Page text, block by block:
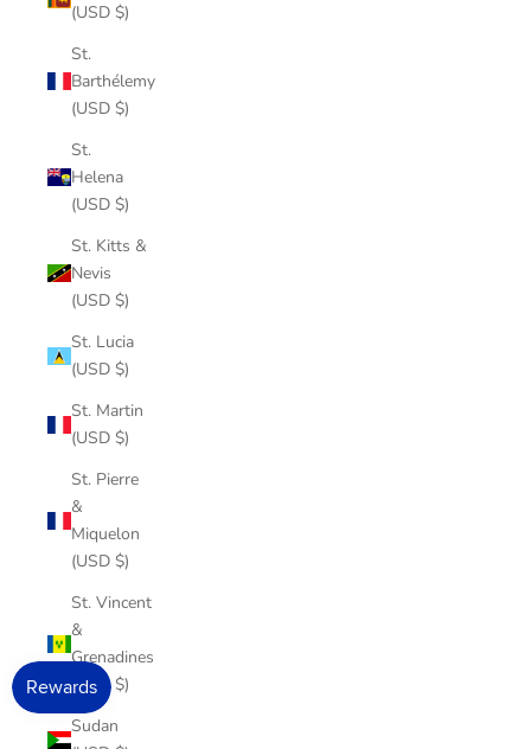
(USD $)
St.
Barthélemy
(USD $)
St.
Helena
(USD $)
St. Kitts &
Nevis
(USD $)
St. Lucia
(USD $)
St. Martin
(USD $)
St. Pierre
&
Miquelon
(USD $)
St. Vincent
&
Grenadines
(USD $)
Sudan